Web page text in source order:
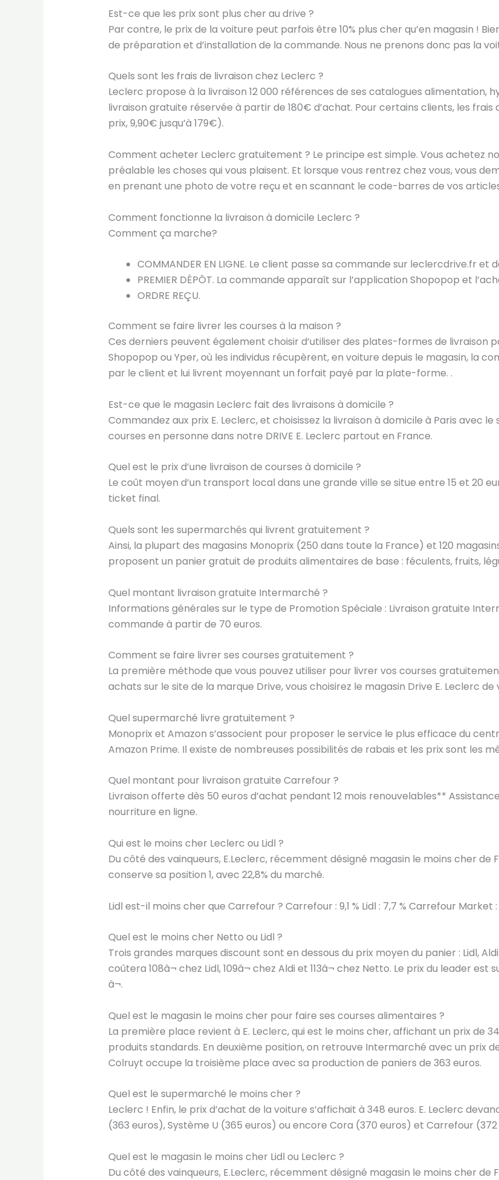
Est-ce que les prix sont plus cher au drive ?
Par contre, le prix de la voiture peut parfois être 10% plus cher qu’en magasin !
de préparation et d’installation de la commande. Nous ne prenons donc pas la
Quels sont les frais de livraison chez Leclerc ?
Leclerc propose à la livraison 12 000 références de ses catalogues alimentation,
livraison gratuite réservée à partir de 180€ d’achat. Pour certains clients, les
prix, 9,90€ jusqu’à 179€).
Comment acheter Leclerc gratuitement ? Le principe est simple. Vous achetez
préalable les choses qui vous plaisent. Et lorsque vous rentrez chez vous, vous
en prenant une photo de votre reçu et en scannant le code-barres de vos
Comment fonctionne la livraison à domicile Leclerc ?
Comment ça marche?
COMMANDER EN LIGNE. Le client passe sa commande sur leclercdrive.fr et
PREMIER DÉPÔT. La commande apparaît sur l’application Shopopop et
ORDRE REÇU.
Comment se faire livrer les courses à la maison ?
Ces derniers peuvent également choisir d’utiliser des plates-formes de livraison
Shopopop ou Yper, où les individus récupèrent, en voiture depuis le magasin, la
par le client et lui livrent moyennant un forfait payé par la plate-forme. .
Est-ce que le magasin Leclerc fait des livraisons à domicile ?
Commandez aux prix E. Leclerc, et choisissez la livraison à domicile à Paris avec le
courses en personne dans notre DRIVE E. Leclerc partout en France.
Quel est le prix d’une livraison de courses à domicile ?
Le coût moyen d’un transport local dans une grande ville se situe entre 15 et 20
ticket final.
Quels sont les supermarchés qui livrent gratuitement ?
Ainsi, la plupart des magasins Monoprix (250 dans toute la France) et 120
proposent un panier gratuit de produits alimentaires de base : féculents, fruits,
Quel montant livraison gratuite Intermarché ?
Informations générales sur le type de Promotion Spéciale : Livraison gratuite
commande à partir de 70 euros.
Comment se faire livrer ses courses gratuitement ?
La première méthode que vous pouvez utiliser pour livrer vos courses
achats sur le site de la marque Drive, vous choisirez le magasin Drive E. Leclerc de
Quel supermarché livre gratuitement ?
Monoprix et Amazon s’associent pour proposer le service le plus efficace du
Amazon Prime. Il existe de nombreuses possibilités de rabais et les prix sont les
Quel montant pour livraison gratuite Carrefour ?
Livraison offerte dès 50 euros d’achat pendant 12 mois renouvelables**
nourriture en ligne.
Qui est le moins cher Leclerc ou Lidl ?
Du côté des vainqueurs, E.Leclerc, récemment désigné magasin le moins cher de
conserve sa position 1, avec 22,8% du marché.
Lidl est-il moins cher que Carrefour ? Carrefour : 9,1 % Lidl : 7,7 % Carrefour Market :
Quel est le moins cher Netto ou Lidl ?
Trois grandes marques discount sont en dessous du prix moyen du panier : Lidl,
coûtera 108â¬ chez Lidl, 109â¬ chez Aldi et 113â¬ chez Netto. Le prix du leader est
â¬.
Quel est le magasin le moins cher pour faire ses courses alimentaires ?
La première place revient à E. Leclerc, qui est le moins cher, affichant un prix de
produits standards. En deuxième position, on retrouve Intermarché avec un prix
Colruyt occupe la troisième place avec sa production de paniers de 363 euros.
Quel est le supermarché le moins cher ?
Leclerc ! Enfin, le prix d’achat de la voiture s’affichait à 348 euros. E. Leclerc
(363 euros), Système U (365 euros) ou encore Cora (370 euros) et Carrefour
Quel est le magasin le moins cher Lidl ou Leclerc ?
Du côté des vainqueurs, E.Leclerc, récemment désigné magasin le moins cher de